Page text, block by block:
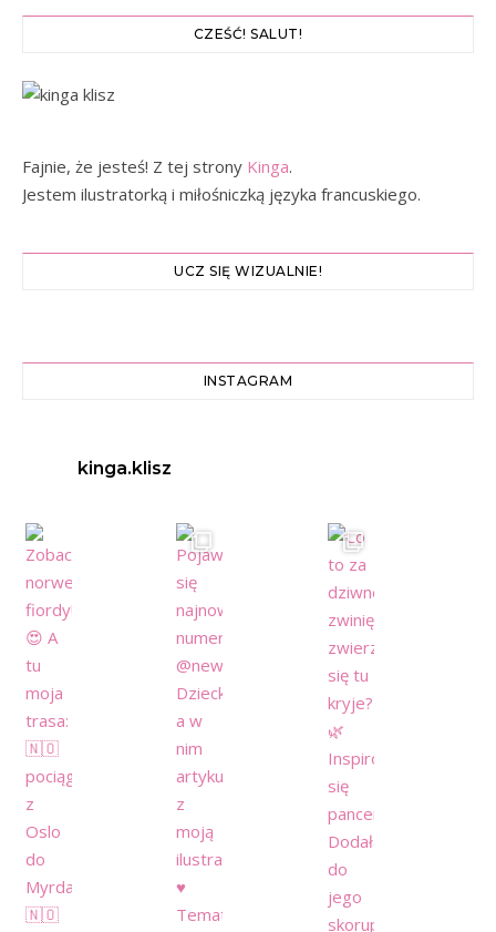
CZEŚĆ! SALUT!
Fajnie, że jesteś! Z tej strony Kinga.
Jestem ilustratorką i miłośniczką języka francuskiego.
UCZ SIĘ WIZUALNIE!
INSTAGRAM
kinga.klisz